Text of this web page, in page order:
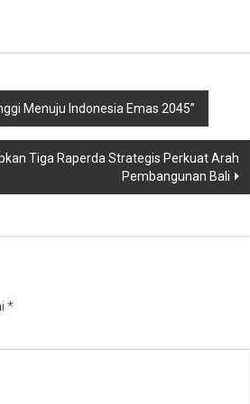
Menuju Indonesia Emas 2045”
Tiga Raperda Strategis Perkuat Arah
Pembangunan Bali
*